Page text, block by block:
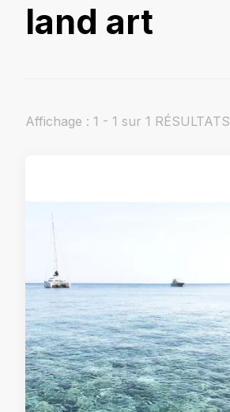
land art
Affichage : 1 - 1 sur 1 RÉSULTATS